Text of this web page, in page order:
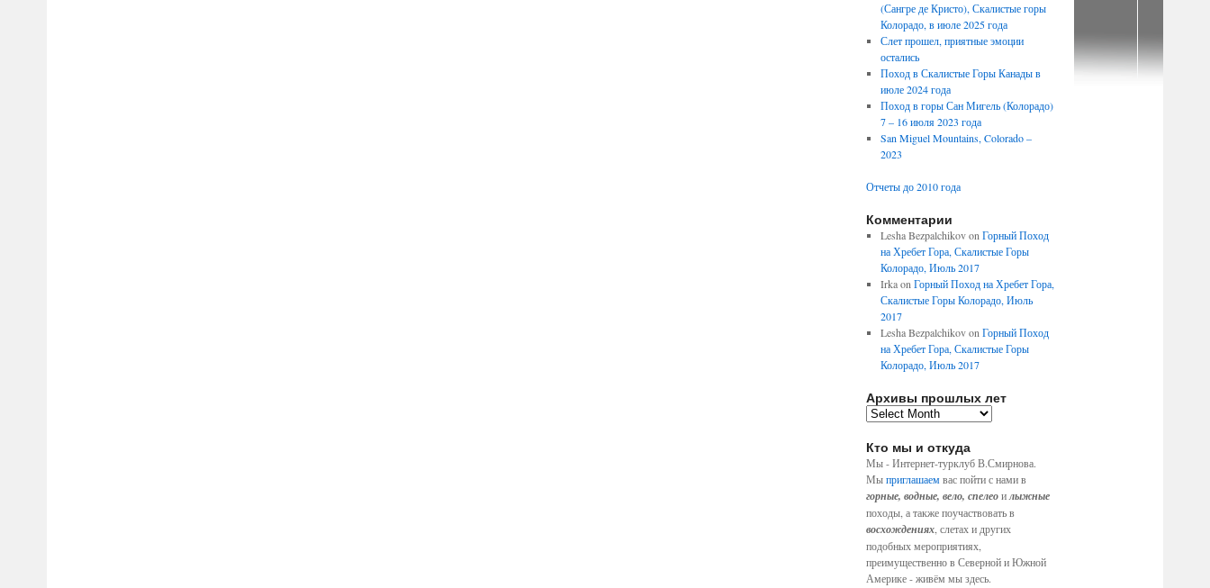
(Сангре де Кристо), Скалистые горы
Колорадо, в июле 2025 года
Слет прошел, приятные эмоции
остались
Поход в Скалистые Горы Канады в
июле 2024 года
Поход в горы Сан Мигель (Колорадо)
7 – 16 июля 2023 года
San Miguel Mountains, Colorado –
2023
Отчеты до 2010 года
Комментарии
Lesha Bezpalchikovon Горный Поход
на Хребет Гора, Скалистые Горы
Колорадо, Июль 2017
Irkaon Горный Поход на Хребет Гора,
Скалистые Горы Колорадо, Июль
2017
Lesha Bezpalchikovon Горный Поход
на Хребет Гора, Скалистые Горы
Колорадо, Июль 2017
Архивы прошлых лет
Кто мы и откуда
Мы - Интернет-турклуб В.Смирнова.
Мыприглашаемвас пойти с нами в
горные, водные, вело, спелеоилыжные
походы, а также поучаствовать в
восхождениях , слетах и других
подобных мероприятиях,
преимущественно в Северной и Южной
Америке - живём мы здесь.